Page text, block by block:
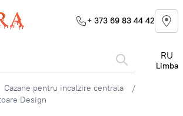
+ 373 69 83 44 42
RU
Limba
Cazane pentru incalzire centrala
Design